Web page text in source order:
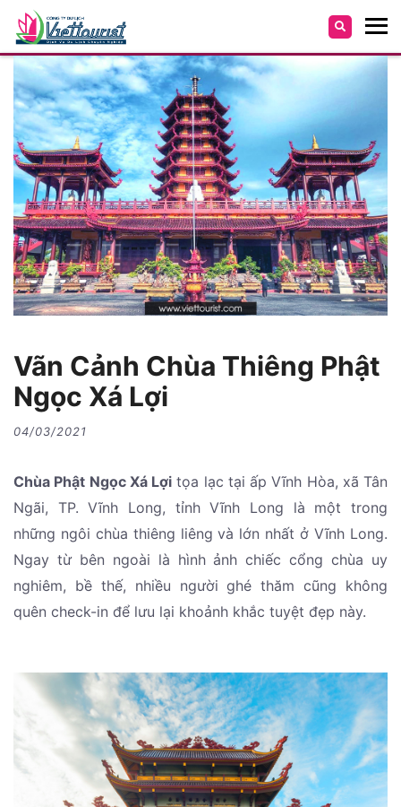
Vãn Cảnh Chùa Thiêng Phật
Ngọc Xá Lợi
04/03/2021
Chùa Phật Ngọc Xá Lợi tọa lạc tại ấp Vĩnh Hòa, xã Tân
Ngãi, TP. Vĩnh Long, tỉnh Vĩnh Long là một trong
những ngôi chùa thiêng liêng và lớn nhất ở Vĩnh Long.
Ngay từ bên ngoài là hình ảnh chiếc cổng chùa uy
nghiêm, bề thế, nhiều người ghé thăm cũng không
quên check-in để lưu lại khoảnh khắc tuyệt đẹp này.